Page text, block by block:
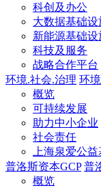
科创及办公
大数据基础设
新能源基础设
科技及服务
战略合作平台
环境.社会.治理 环
概览
可持续发展
助力中小企业
社会责任
上海泉爱公
普洛斯资本GCP 普
概览